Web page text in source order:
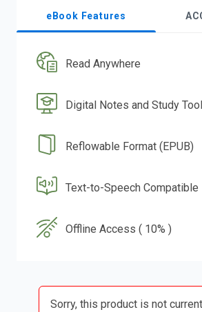
eBook Features
Read Anywhere
Digital Notes and Study
Reflowable Format (EPUB)
Text-to-Speech Compatible
Offline Access ( 10% )
Sorry, this product is not